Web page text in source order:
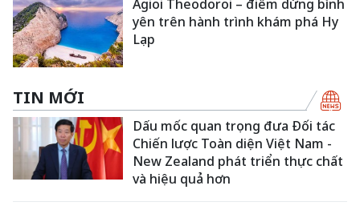
Agioi Theodoroi – điểm dừng bình
yên trên hành trình khám phá Hy
Lạp
TIN MỚI
Dấu mốc quan trọng đưa Đối tác
Chiến lược Toàn diện Việt Nam -
New Zealand phát triển thực chất
và hiệu quả hơn